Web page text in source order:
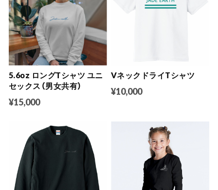
5.6oz ロングTシャツ ユニ
セックス（男女共有）
¥15,000
VネックドライTシャツ
¥10,000